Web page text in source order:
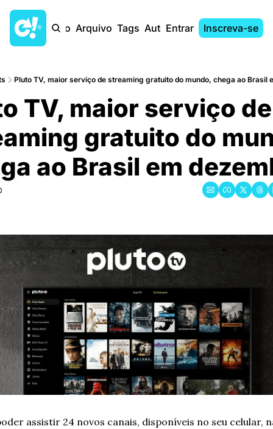
Início Arquivo Tags AutoresEntrar Inscreva-se
Pluto TV, maior serviço de streaming gratuito do mundo, chega ao Brasil
TV, maior serviço de
gratuito do
ao Brasil em
assistir 24 novos canais, disponíveis no seu celular,